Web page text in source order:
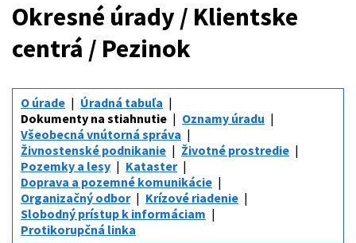
Okresné úrady / Klientske
centrá / Pezinok
O úrade
Úradná tabuľa
Dokumenty na stiahnutie
Oznamy úradu
Všeobecná vnútorná správa
Živnostenské podnikanie
Životné prostredie
Pozemky a lesy
Kataster
Doprava a pozemné komunikácie
Organizačný odbor
Krízové riadenie
Slobodný prístup k informáciam
Protikorupčná linka